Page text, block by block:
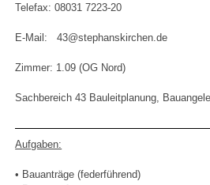
Telefax: 08031 7223-20
E-Mail:43@stephanskirchen.de
Zimmer: 1.09 (OG Nord)
Sachbereich 43 Bauleitplanung,
Aufgaben:
• Bauanträge (federführend)